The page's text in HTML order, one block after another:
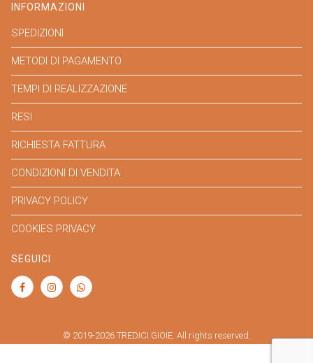
INFORMAZIONI
SPEDIZIONI
METODI DI PAGAMENTO
TEMPI DI REALIZZAZIONE
RESI
RICHIESTA FATTURA
CONDIZIONI DI VENDITA
PRIVACY POLICY
COOKIES PRIVACY
SEGUICI
© 2019-2026 TREDICI GIOIE. All rights reserved.